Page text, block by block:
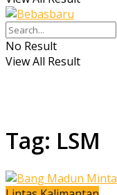
No Result
View All Result
Tag: LSM